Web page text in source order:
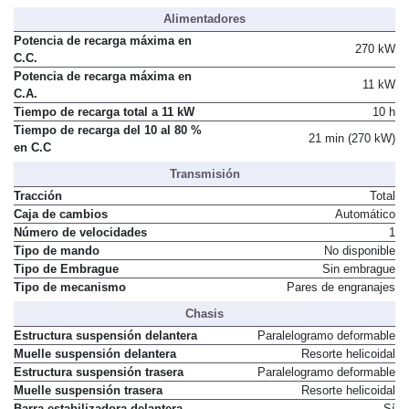
Alimentadores
Potencia de recarga máxima en
C.C.
270 kW
Potencia de recarga máxima en
C.A.
11 kW
Tiempo de recarga total a 11 kW
Tiempo de recarga del 10 al 80 %
Transmisión
Tracción
Total
Caja de cambios
Automático
Número de velocidades
1
Tipo de mando
No disponible
Tipo de Embrague
Sin embrague
Chasis
Estructura suspensión delantera
Paralelogramo deformable
Muelle suspensión delantera
Resorte helicoidal
Estructura suspensión trasera
Paralelogramo deformable
Muelle suspensión trasera
Resorte helicoidal